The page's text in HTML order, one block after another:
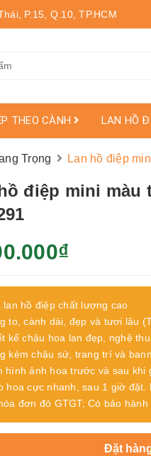
P.15, Q.10, TP.HCM
THEO CÀNH LAN HỒ
Trọng Lan hồ điệp
điệp mini màu
lan hồ điệp chất lượng cao
to, cành dài, đẹp và tươi lâu
kế chậu hoa lan đẹp, nghệ
kèm chậu sứ, trang trí và
hình ảnh hoa trước và sau khi
hoa cực nhanh, sau 1 giờ đặt.
đơn đỏ GTGT; Có bảo hành
Đặt